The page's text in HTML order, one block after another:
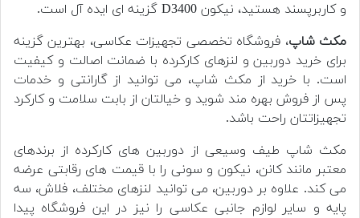
و کاربرپسند هستید، نیکون D3400 گزینه ای ایده آل است.
مکث شاپ، فروشگاه تخصصی تجهیزات عکاسی، بهترین گزینه
برای خرید دوربین و لنزهای کارکرده با ضمانت اصالت و کیفیت
است. با خرید از مکث شاپ، می توانید از گارانتی و خدمات
پس از فروش بهره مند شوید و خیالتان از بابت سلامت و کارکرد
تجهیزاتتان راحت باشد.
مکث شاپ طیف وسیعی از دوربین های کارکرده از برندهای
معتبر مانند کانن، نیکون و سونی را با قیمت های رقابتی عرضه
می کند. علاوه بر دوربین، می توانید لنزهای مختلف، فلاش، سه
پایه و سایر لوازم جانبی عکاسی را نیز در این فروشگاه پیدا